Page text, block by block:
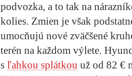
podvozka, a to tak na
kolies. Zmien je však
umocňujú nové zväčšené
terén na každom výlete.
s ľahkou splátkou už od 82 €